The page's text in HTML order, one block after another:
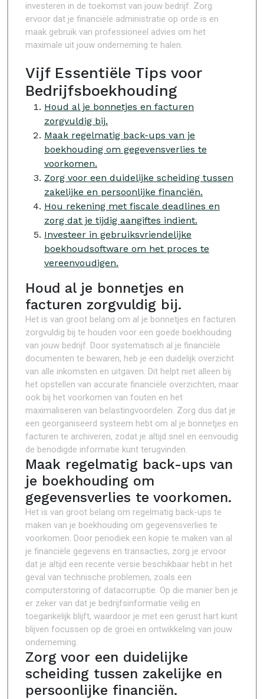
investeren in de toekomst van jouw bedrijf. Zorg
ervoor dat je financiële administratie op orde is en
maak gebruik van professioneel advies om het
maximale uit jouw onderneming te halen.
Vijf Essentiële Tips voor
Bedrijfsboekhouding
Houd al je bonnetjes en facturen
zorgvuldig bij.
Maak regelmatig back-ups van je
boekhouding om gegevensverlies te
voorkomen.
Zorg voor een duidelijke scheiding tussen
zakelijke en persoonlijke financiën.
Hou rekening met fiscale deadlines en
zorg dat je tijdig aangiftes indient.
Investeer in gebruiksvriendelijke
boekhoudsoftware om het proces te
vereenvoudigen.
Houd al je bonnetjes en
facturen zorgvuldig bij.
Het is van groot belang om al je bonnetjes en facturen
zorgvuldig bij te houden voor een goede boekhouding
van jouw bedrijf. Door systematisch al je financiële
documenten te bewaren, heb je een duidelijk overzicht
van alle inkomsten en uitgaven. Dit helpt niet alleen bij
het opstellen van accurate financiële overzichten, maar
ook bij het voorkomen van fouten en het
maximaliseren van belastingvoordelen. Zorg dus dat je
een georganiseerd systeem hebt om al je bonnetjes en
facturen te archiveren, zodat je altijd snel en eenvoudig
de benodigde informatie kunt terugvinden.
Maak regelmatig back-ups van
je boekhouding om
gegevensverlies te voorkomen.
Het is van groot belang om regelmatig back-ups te
maken van je boekhouding om gegevensverlies te
voorkomen. Door periodiek een kopie te maken van al
je financiële gegevens en transacties, zorg je ervoor
dat je altijd een recente versie beschikbaar hebt in het
geval van technische problemen, zoals een
computerstoring of datacorruptie. Op die manier ben je
er zeker van dat je bedrijfsinformatie veilig en
toegankelijk blijft, waardoor je met een gerust hart kunt
blijven focussen op de groei en ontwikkeling van jouw
onderneming.
Zorg voor een duidelijke
scheiding tussen zakelijke en
persoonlijke financiën.